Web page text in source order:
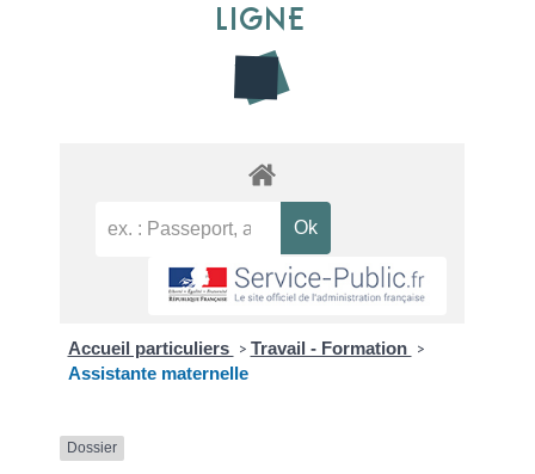
LIGNE
Accueil particuliers > Travail - Formation >
Assistante maternelle
Dossier